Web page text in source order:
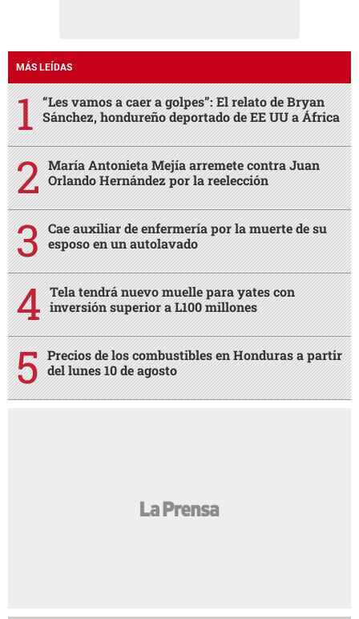
MÁS LEÍDAS
“Les vamos a caer a golpes”: El relato de Bryan
Sánchez, hondureño deportado de EE UU a África
María Antonieta Mejía arremete contra Juan
Orlando Hernández por la reelección
Cae auxiliar de enfermería por la muerte de su
esposo en un autolavado
Tela tendrá nuevo muelle para yates con
inversión superior a L100 millones
Precios de los combustibles en Honduras a partir
del lunes 10 de agosto